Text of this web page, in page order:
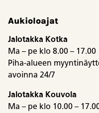
Aukioloajat
Jalotakka Kotka
Ma – pe klo 8.00 – 17.00
Piha-alueen
avoinna 24/7
Jalotakka Kouvola
Ma – pe klo 10.00 –